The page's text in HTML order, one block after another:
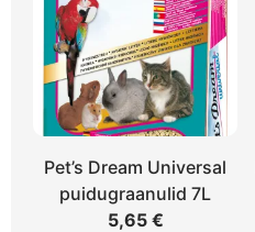
Pet’s Dream Universal
puidugraanulid 7L
5,65 €